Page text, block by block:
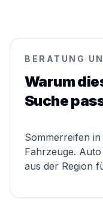
BERATUNG
Warum
Suche
Sommerreifen
Fahrzeuge.
aus der Region